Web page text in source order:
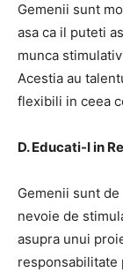
Gemenii sunt
asa ca il puteti
munca
Acestia au
flexibili in ceea
D. Educati-I in
Gemenii sunt
nevoie de
asupra unui
responsabilitate